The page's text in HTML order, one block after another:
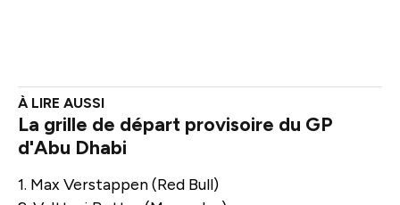
La grille de départ provisoire du GP
d'Abu Dhabi
1. Max Verstappen (Red Bull)